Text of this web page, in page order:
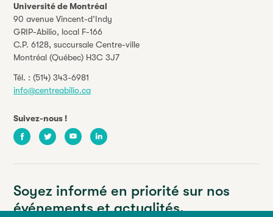
Université de Montréal
90 avenue Vincent-d’Indy
GRIP-Abilio, local F-166
C.P. 6128, succursale Centre-ville
Montréal (Québec) H3C 3J7
Tél. : (514) 343-6981
info@centreabilio.ca
Suivez-nous !
FacebookTwitter YoutubeLinkedIn
Soyez informé en priorité sur nos
événements et actualités.